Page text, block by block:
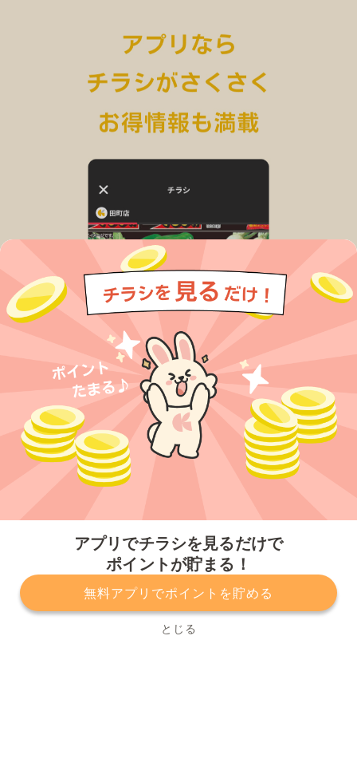
アプリでチラシを見るだけで
ポイントが貯まる！
無料アプリでポイントを貯める
とじる
プライバシーポリシー 利用規約
運営会社
サービスに関してのお問い合わせ